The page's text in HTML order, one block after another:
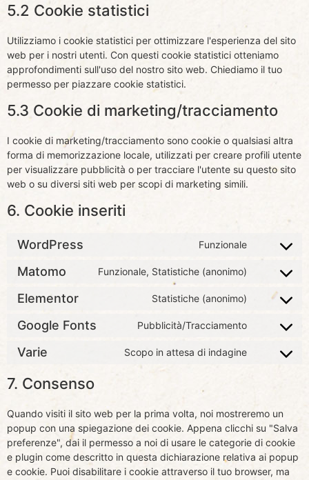
5.2 Cookie statistici
Utilizziamo i cookie statistici per ottimizzare l'esperienza del sito
web per i nostri utenti. Con questi cookie statistici otteniamo
approfondimenti sull'uso del nostro sito web. Chiediamo il tuo
permesso per piazzare cookie statistici.
5.3 Cookie di marketing/tracciamento
I cookie di marketing/tracciamento sono cookie o qualsiasi altra
forma di memorizzazione locale, utilizzati per creare profili utente
per visualizzare pubblicità o per tracciare l'utente su questo sito
web o su diversi siti web per scopi di marketing simili.
6. Cookie inseriti
WordPress Funzionale
Matomo Funzionale, Statistiche (anonimo)
Elementor Statistiche (anonimo)
Google Fonts Pubblicità/Tracciamento
Varie Scopo in attesa di indagine
7. Consenso
Quando visiti il sito web per la prima volta, noi mostreremo un
popup con una spiegazione dei cookie. Appena clicchi su "Salva
preferenze", dai il permesso a noi di usare le categorie di cookie
e plugin come descritto in questa dichiarazione relativa ai popup
e cookie. Puoi disabilitare i cookie attraverso il tuo browser, ma